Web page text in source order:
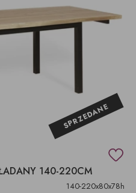
SPRZEDANE
140-220CM
140-220x80x78h